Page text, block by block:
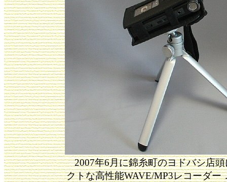
2007年6月に錦糸町のヨドバシ店
クトな高性能WAVE/MP3レコーダー